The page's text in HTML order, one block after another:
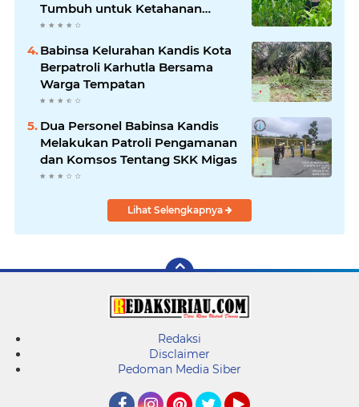
Tumbuh untuk Ketahanan
Pangan
Babinsa Kelurahan Kandis Kota
Berpatroli Karhutla Bersama
Warga Tempatan
Dua Personel Babinsa Kandis
Melakukan Patroli Pengamanan
dan Komsos Tentang SKK Migas
Lihat Selengkapnya
Redaksi
Disclaimer
Pedoman Media Siber